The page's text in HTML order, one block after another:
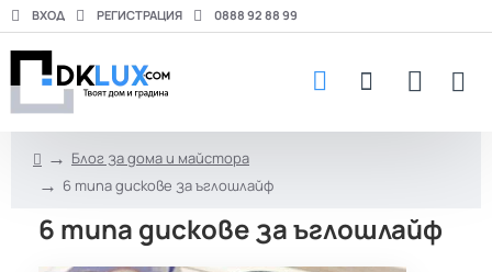
ВХОД РЕГИСТРАЦИЯ 0888 92 88 99
m
e
Блог за дома и майстора
6 типа дискове за ъглошлайф
6 типа дискове за ъглошлайф